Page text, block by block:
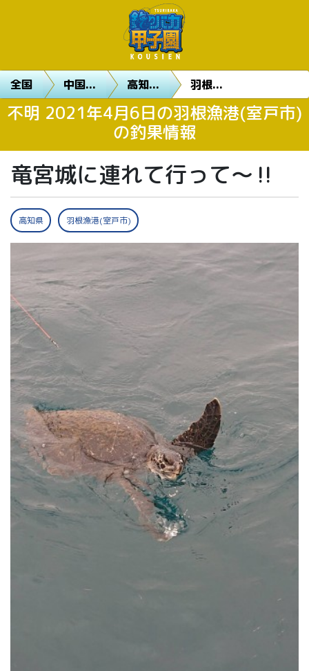
全国 中国... 高知... 羽根...
不明 2021年4月6日の羽根漁港(室戸市)
の釣果情報
竜宮城に連れて行って〜‼️
高知県 羽根漁港(室戸市)